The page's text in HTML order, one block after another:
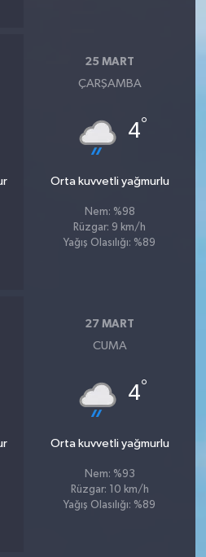
25 MART
ÇARŞAMBA
4°
Orta kuvvetli yağmurlu
Nem: %98
Rüzgar: 9 km/h
Yağış Olasılığı: %89
27 MART
CUMA
4°
Orta kuvvetli yağmurlu
Nem: %93
Rüzgar: 10 km/h
Yağış Olasılığı: %89